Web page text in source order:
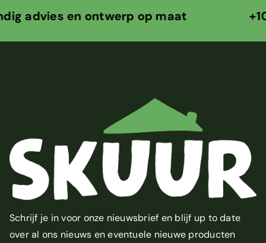
ontwerp op maat +10
Schrijf je in voor onze nieuwsbrief en blijf up to date
over al ons nieuws en eventuele nieuwe producten